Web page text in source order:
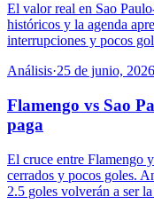
El valor real en Sao
históricos y la agenda
interrupciones y pocos
Análisis·25 de junio, 2026
Flamengo vs Sao
paga
El cruce entre Flamengo
cerrados y pocos goles.
2.5 goles volverán a ser